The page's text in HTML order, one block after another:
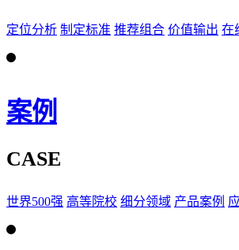
定位分析 制定标准 推荐组合 价值输出 在
案例
CASE
世界500强 高等院校 细分领域 产品案例